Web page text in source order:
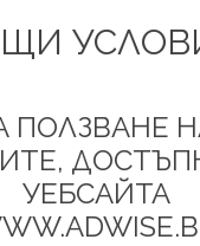
ПОЛЗВАНЕ
УЕБСАЙТА